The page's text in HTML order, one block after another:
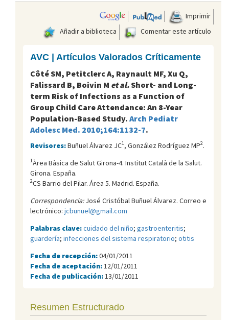
Imprimir
Añadir a biblioteca
Comentar este artículo
AVC | Artículos Valorados Críticamente
Côté SM, Petitclerc A, Raynault MF, Xu Q,
Falissard B, Boivin M et al.Short- and Long-
term Risk of Infections as a Function of
Group Child Care Attendance: An 8-Year
Population-Based Study. Arch Pediatr
Adolesc Med. 2010;164:1132-7.
Revisores:Buñuel Álvarez JC1, González Rodríguez MP2.
1Àrea Bàsica de Salut Girona-4. Institut Català de la Salut.
Girona. España.
2CS Barrio del Pilar. Área 5. Madrid. España.
Correspondencia:José Cristóbal Buñuel Álvarez. Correo e
lectrónico: jcbunuel@gmail.com
Palabras clave:cuidado del niño; gastroenteritis;
guardería; infecciones del sistema respiratorio; otitis
Fecha de recepción:04/01/2011
Fecha de aceptación: 12/01/2011
Fecha de publicación: 13/01/2011
Resumen Estructurado